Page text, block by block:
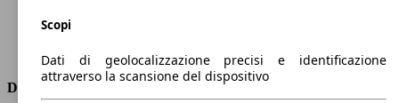
Trasmissione
Dimensioni
Scopi
Dati di geolocalizzazione precisi e identificazione
attraverso la scansione del dispositivo